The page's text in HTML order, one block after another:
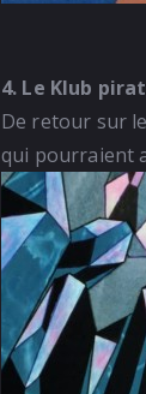
4. Le Klub
De retour sur
qui pourraient